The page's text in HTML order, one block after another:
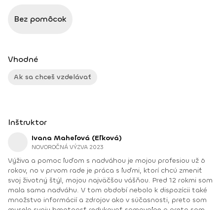
Bez pomôcok
Vhodné
Ak sa chceš vzdelávať
Inštruktor
Ivana Maheľová (Eľková)
NOVOROČNÁ VÝZVA 2023
Výživa a pomoc ľuďom s nadváhou je mojou profesiou už 6
rokov, no v prvom rade je práca s ľuďmi, ktorí chcú zmeniť
svoj životný štýl, mojou najväčšou vášňou. Pred 12 rokmi som
mala sama nadváhu. V tom období nebolo k dispozícii také
množstvo informácií a zdrojov ako v súčasnosti, preto som